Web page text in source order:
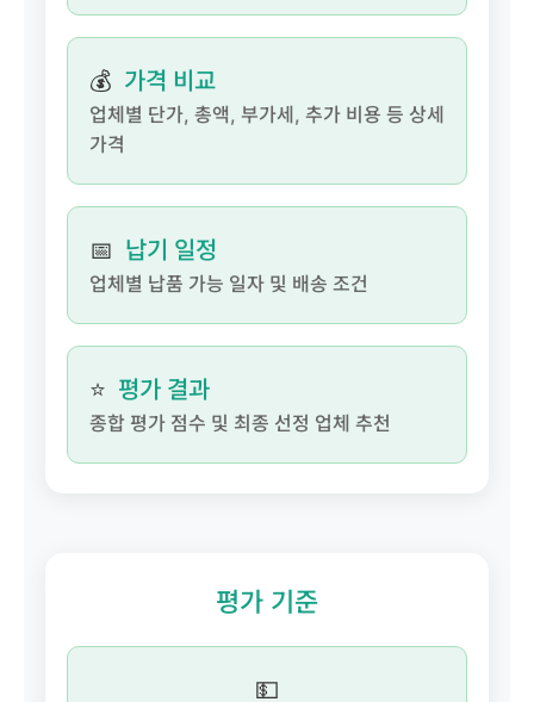
💰 가격 비교
업체별 단가, 총액, 부가세, 추가 비용 등 상세
가격
📅 납기 일정
업체별 납품 가능 일자 및 배송 조건
⭐ 평가 결과
종합 평가 점수 및 최종 선정 업체 추천
평가 기준
💵